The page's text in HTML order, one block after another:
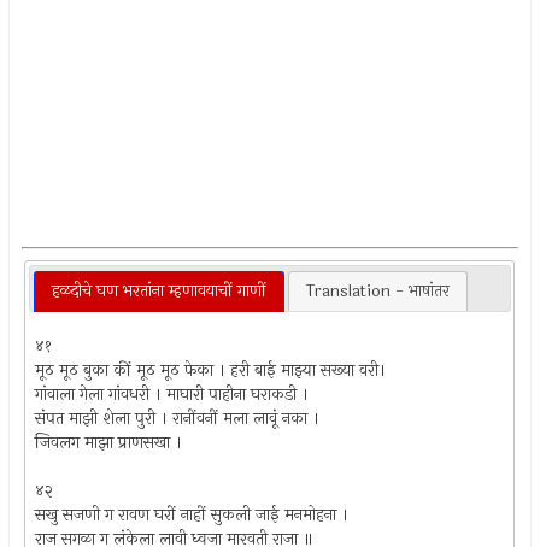
हळदीचे घण भरतांना म्हणावयाचीं गाणीं Translation - भाषांतर
४१
मूठ मूठ बुका कीं मूठ मूठ फेका । हरी बाई माझ्या सख्या वरी।
गांवाला गेला गांवधरी । माघारी पाहीना घराकडी ।
संपत माझी शेला पुरी । रानींवनीं मला लावूं नका ।
जिवलग माझा प्राणसखा ।
४२
सखु सजणी ग रावण घरीं नाहीं सुकली जाई मनमोहना ।
राज सगळा ग लंकेला लावी ध्वजा मारवती राजा ॥